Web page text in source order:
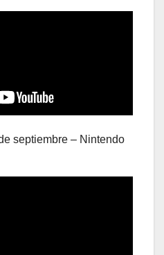
de septiembre – Nintendo